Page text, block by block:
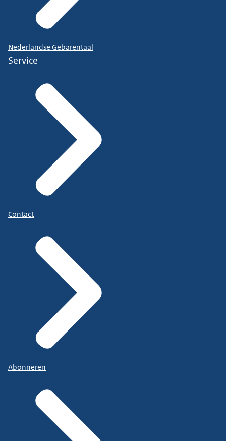
Nederlandse Gebarentaal
Service
Contact
Abonneren